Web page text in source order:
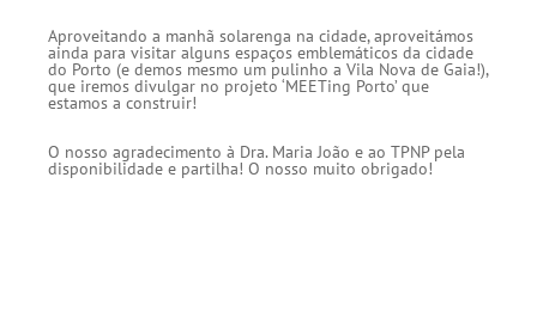
Aproveitando a manhã solarenga na cidade, aproveitámos
ainda para visitar alguns espaços emblemáticos da cidade
do Porto (e demos mesmo um pulinho a Vila Nova de Gaia!),
que iremos divulgar no projeto ‘MEETing Porto’ que
estamos a construir!
O nosso agradecimento à Dra. Maria João e ao TPNP pela
disponibilidade e partilha! O nosso muito obrigado!